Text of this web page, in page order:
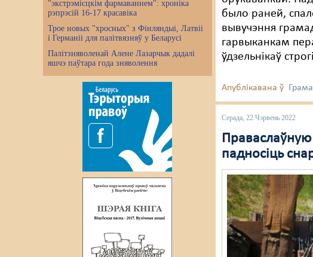
"экстрэмісцкім фармаваннем": хроніка
рэпрэсій 16-17 красавіка
Трое новых "хросных" з Фінляндыі, Латвіі
і Германіі для палітвязняў у Беларусі
Палітзняволенай Алене Лазарчык дадалі
яшчэ паўтара года зняволення
было раней,
вывучэння
гарвыканкам
ўдзельнікаў
Апублікавана ў
Серада, 22 Чэрвень 2022
падносіць